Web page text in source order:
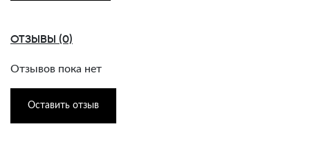
ОТЗЫВЫ (0)
Отзывов пока нет
Оставить отзыв